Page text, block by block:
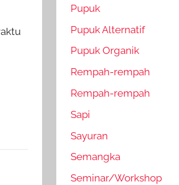
Pupuk
Pupuk Alternatif
Pupuk Organik
Rempah-rempah
Rempah-rempah
Sapi
Sayuran
Semangka
Seminar/Workshop